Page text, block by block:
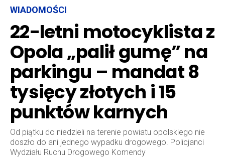
WIADOMOŚCI
22-letni motocyklista z
Opola „palił gumę” na
parkingu – mandat 8
tysięcy złotych i 15
punktów karnych
Od piątku do niedzieli na terenie powiatu opolskiego nie
doszło do ani jednego wypadku drogowego. Policjanci
Wydziału Ruchu Drogowego Komendy